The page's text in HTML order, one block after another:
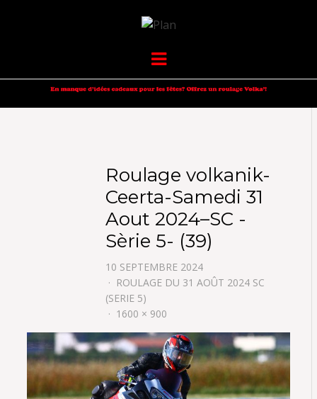
VOLKANIK-
ENDURANCE
Menu
Roulage volkanik-
Ceerta-Samedi 31
Aout 2024–SC -
Sèrie 5- (39)
10 SEPTEMBRE 2024
ROULAGE DU 31 AOÛT 2024 SC
(SERIE 5)
1600 × 900